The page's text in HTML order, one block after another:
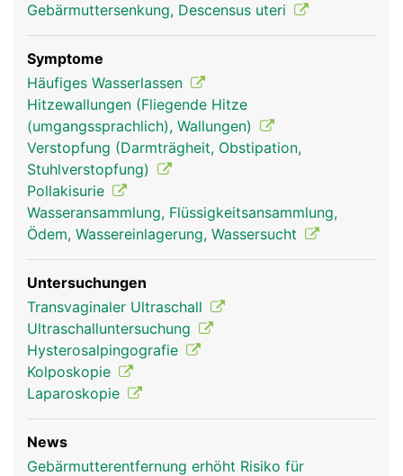
Gebärmuttersenkung, Descensus uteri
Symptome
Häufiges Wasserlassen
Hitzewallungen (Fliegende Hitze
(umgangssprachlich), Wallungen)
Verstopfung (Darmträgheit, Obstipation,
Stuhlverstopfung)
Pollakisurie
Wasseransammlung, Flüssigkeitsansammlung,
Ödem, Wassereinlagerung, Wassersucht
Untersuchungen
Transvaginaler Ultraschall
Ultraschalluntersuchung
Hysterosalpingografie
Kolposkopie
Laparoskopie
News
Gebärmutterentfernung erhöht Risiko für